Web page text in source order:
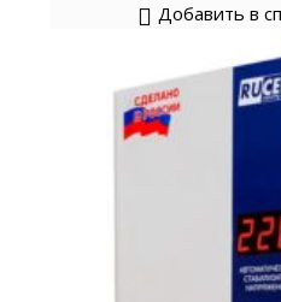
Добавить в